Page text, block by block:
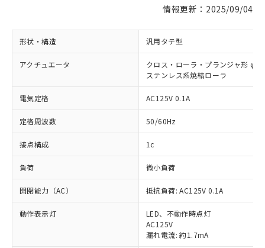
情報更新：2025/09/04
形状・構造 汎用タテ型
アクチュエータ
クロス・ローラ・プランジャ形
ステンレス系焼結ローラ
電気定格 AC125V 0.1A
定格周波数 50/60Hz
接点構成 1c
負荷 微小負荷
開閉能力（AC） 抵抗負荷: AC125V 0.1A
動作表示灯
LED、不動作時点灯
AC125V
漏れ電流: 約1.7mA